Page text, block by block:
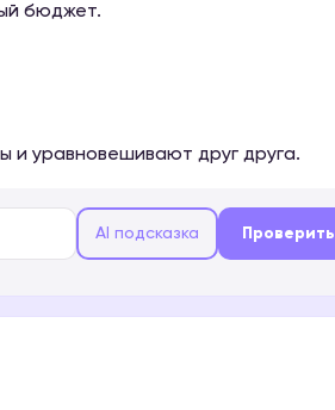
бюджет.
и уравновешивают друг друга.
AI подсказка Проверить